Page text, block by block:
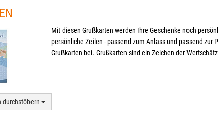
Mit diesen Grußkarten werden Ihre Geschenke noch
persönliche Zeilen - passend zum Anlass und passend zur
Grußkarten bei. Grußkarten sind ein Zeichen der
durchstöbern